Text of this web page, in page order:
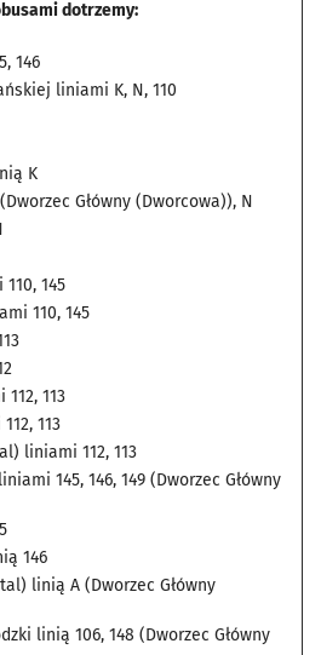
dotrzemy:
146
liniami K, N, 110
K
Główny (Dworcowa)), N
145
110, 145
113
113
liniami 112, 113
145, 146, 149 (Dworzec Główny
146
linią A (Dworzec Główny
linią 106, 148 (Dworzec Główny